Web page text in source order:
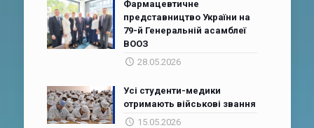
Фармацевтичне
представництво України на
79-й Генеральній асамблеї
ВООЗ
28.05.2026
Усі студенти-медики
отримають військові звання
15.05.2026